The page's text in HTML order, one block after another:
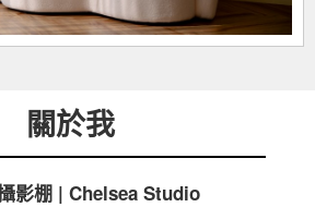
關於我
影棚 | Chelsea Studio